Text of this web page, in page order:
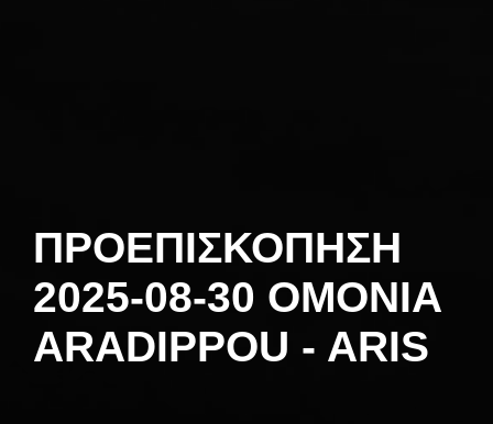
ΠΡΟΕΠΙΣΚΟΠΗΣΗ
2025-08-30 OMONIA
ARADIPPOU - ARIS